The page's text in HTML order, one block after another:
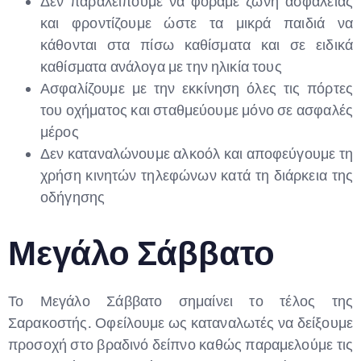
και φροντίζουμε ώστε τα μικρά παιδιά να
κάθονται στα πίσω καθίσματα και σε ειδικά
καθίσματα ανάλογα με την ηλικία τους
Ασφαλίζουμε με την εκκίνηση όλες τις πόρτες
του οχήματος και σταθμεύουμε μόνο σε ασφαλές
μέρος
Δεν καταναλώνουμε αλκοόλ και αποφεύγουμε τη
χρήση κινητών τηλεφώνων κατά τη διάρκεια της
οδήγησης
Μεγάλο Σάββατο
Το Μεγάλο Σάββατο σημαίνει το τέλος της
Σαρακοστής. Οφείλουμε ως καταναλωτές να δείξουμε
προσοχή στο βραδινό δείπνο καθώς παραμελούμε τις